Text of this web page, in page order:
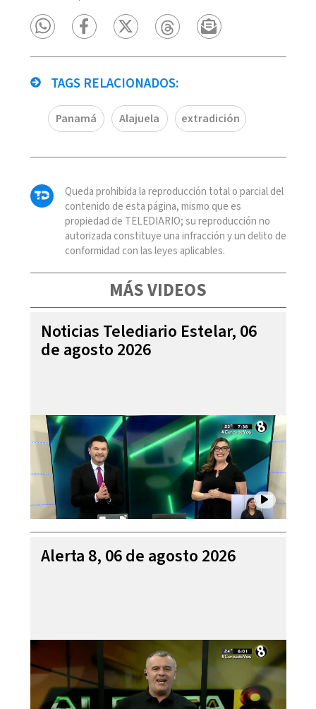
TAGS RELACIONADOS:
Panamá Alajuela extradición
Queda prohibida la reproducción total o parcial del
contenido de esta página, mismo que es
propiedad de TELEDIARIO; su reproducción no
autorizada constituye una infracción y un delito de
conformidad con las leyes aplicables.
MÁS VIDEOS
Noticias Telediario Estelar, 06
de agosto 2026
Alerta 8, 06 de agosto 2026